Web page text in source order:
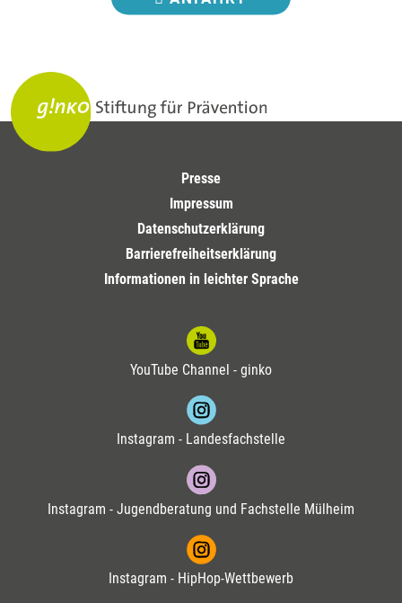
Presse
Impressum
Datenschutzerklärung
Barrierefreiheitserklärung
Informationen in leichter Sprache
YouTube Channel - ginko
Instagram - Landesfachstelle
Instagram - Jugendberatung und Fachstelle Mülheim
Instagram - HipHop-Wettbewerb